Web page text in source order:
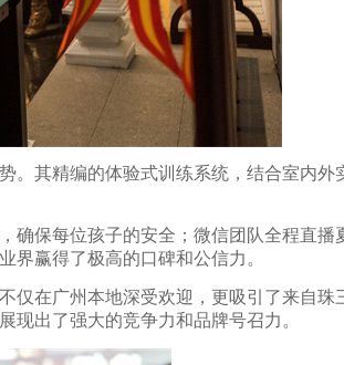
其精编的体验式训练系统，结合室内外
保每位孩子的安全；微信团队全程直播
界赢得了极高的口碑和公信力。
在广州本地深受欢迎，更吸引了来自珠
出了强大的竞争力和品牌号召力。